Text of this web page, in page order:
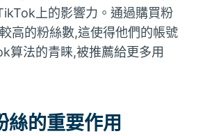
上的影響力。通過購買粉
高的粉絲數,這使得他們的帳號
算法的青睐,被推薦給更多用
的重要作用